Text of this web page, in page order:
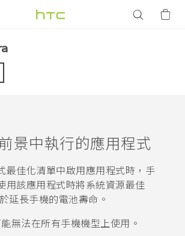
景中執行的應用程式
最佳化清單中啟用應用程式時，手
用該應用程式時將系統資源最佳
延長手機的電池壽命。
無法在所有手機機型上使用。